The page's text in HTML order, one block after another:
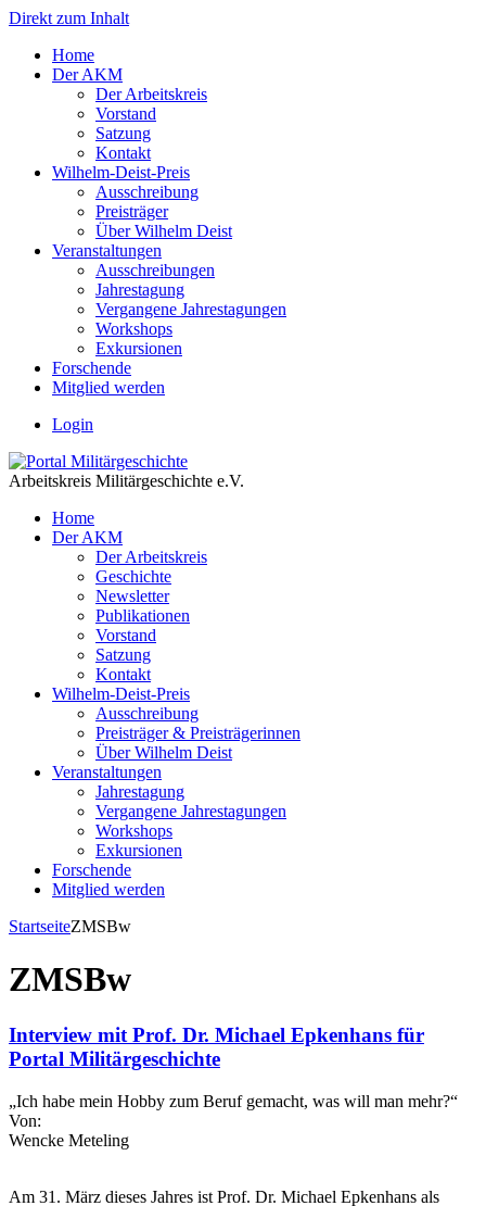
Direkt zum Inhalt
Home
Der AKM
Der Arbeitskreis
Vorstand
Satzung
Kontakt
Wilhelm-Deist-Preis
Ausschreibung
Preisträger
Über Wilhelm Deist
Veranstaltungen
Ausschreibungen
Jahrestagung
Vergangene Jahrestagungen
Workshops
Exkursionen
Forschende
Mitglied werden
Login
Arbeitskreis Militärgeschichte e.V.
Home
Der AKM
Der Arbeitskreis
Geschichte
Newsletter
Publikationen
Vorstand
Satzung
Kontakt
Wilhelm-Deist-Preis
Ausschreibung
Preisträger & Preisträgerinnen
Über Wilhelm Deist
Veranstaltungen
Jahrestagung
Vergangene Jahrestagungen
Workshops
Exkursionen
Forschende
Mitglied werden
StartseiteZMSBw
ZMSBw
Interview mit Prof. Dr. Michael Epkenhans für
Portal Militärgeschichte
„Ich habe mein Hobby zum Beruf gemacht, was will man mehr?“
Von:
Wencke Meteling
Am 31. März dieses Jahres ist Prof. Dr. Michael Epkenhans als